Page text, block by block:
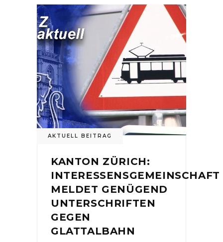
AKTUELL BEITRAG
KANTON ZÜRICH:
INTERESSENSGEMEINSCHAFT
MELDET GENÜGEND
UNTERSCHRIFTEN
GEGEN
GLATTALBAHN